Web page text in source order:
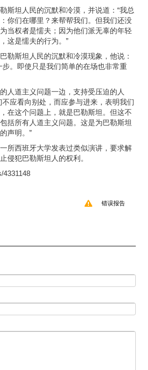
斯坦人民的沉默和冷漠，并说道：“我总
你们在哪里？来帮帮我们。但我们还没
当权者是懦夫；因为他们派无辜的年轻
这是懦夫的行为。”
勒斯坦人民的沉默和冷漠现象，他说：
步。即使只是我们简单的在场也非常重
人道主义问题一边，支持受压迫的人
不应看向别处，而应参与进来，表明我们
在这个问题上，就是巴勒斯坦。但这不
括所有人道主义问题。这是为巴勒斯坦
声明。”
所西班牙大学发表过类似演讲，要求解
侵犯巴勒斯坦人的权利。
4331148
错误报告